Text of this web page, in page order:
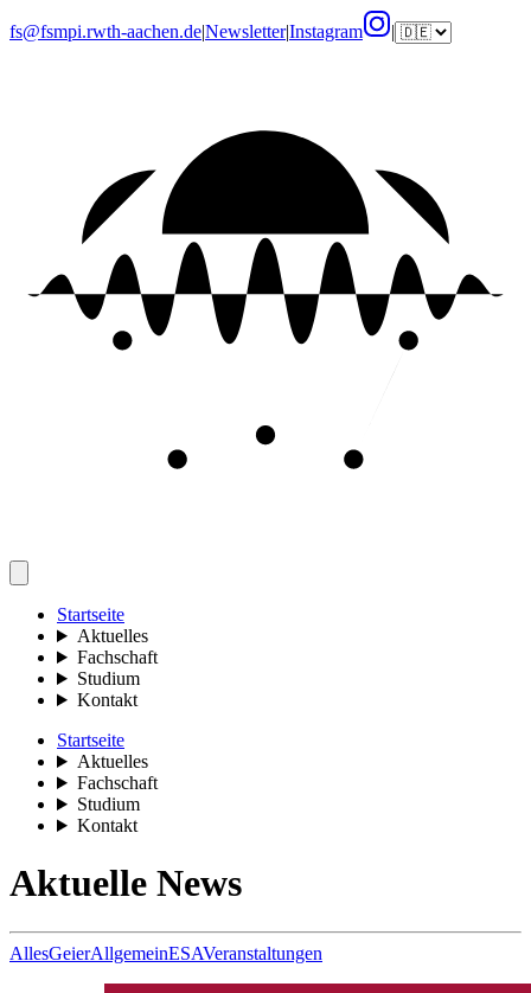
fs@fsmpi.rwth-aachen.de|Newsletter|Instagram |
Startseite
Aktuelles
Fachschaft
Studium
Kontakt
Startseite
Aktuelles
Fachschaft
Studium
Kontakt
Aktuelle News
AllesGeierAllgemeinESAVeranstaltungen